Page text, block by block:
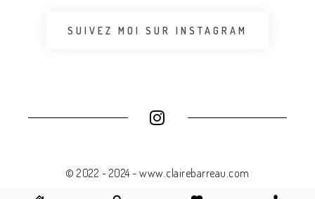
SUIVEZ MOI SUR INSTAGRAM
© 2022 - 2024 - www.clairebarreau.com